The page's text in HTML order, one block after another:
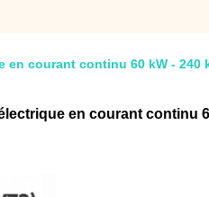
courant continu 60 kW -
en courant continu